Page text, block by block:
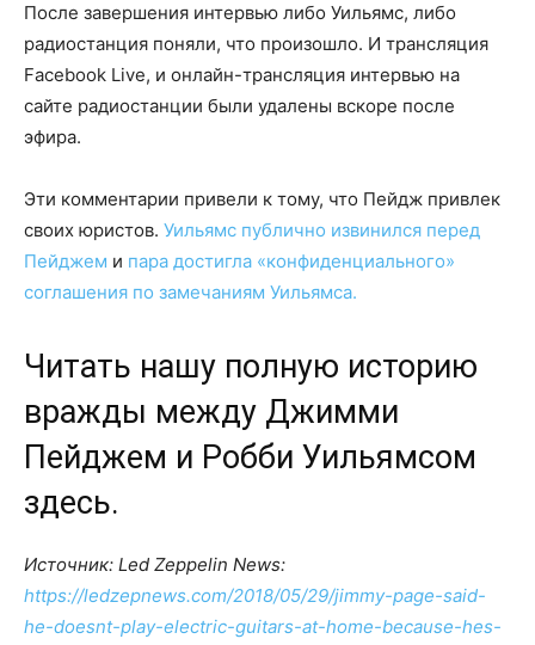
После завершения интервью либо Уильямс, либо
радиостанция поняли, что произошло. И трансляция
Facebook Live, и онлайн-трансляция интервью на
сайте радиостанции были удалены вскоре после
эфира.
Эти комментарии привели к тому, что Пейдж привлек
своих юристов. Уильямс публично извинился перед
Пейджем и пара достигла «конфиденциального»
соглашения по замечаниям Уильямса.
Читать нашу полную историю
вражды между Джимми
Пейджем и Робби Уильямсом
здесь.
Источник: Led Zeppelin News:
https://ledzepnews.com/2018/05/29/jimmy-page-said-
he-doesnt-play-electric-guitars-at-home-because-hes-